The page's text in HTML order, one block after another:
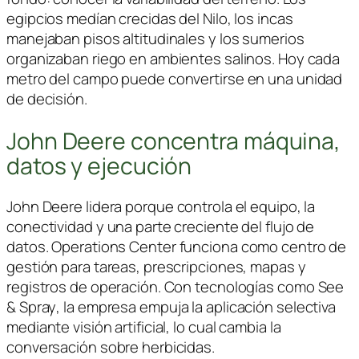
egipcios medían crecidas del Nilo, los incas
manejaban pisos altitudinales y los sumerios
organizaban riego en ambientes salinos. Hoy cada
metro del campo puede convertirse en una unidad
de decisión.
John Deere concentra máquina,
datos y ejecución
John Deere lidera porque controla el equipo, la
conectividad y una parte creciente del flujo de
datos.Operations Centerfunciona como centro de
gestión para tareas, prescripciones, mapas y
registros de operación. Con tecnologías comoSee
& Spray, la empresa empuja la aplicación selectiva
mediante visión artificial, lo cual cambia la
conversación sobre herbicidas.